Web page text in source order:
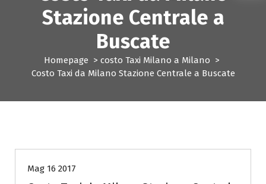
Stazione Centrale a
Buscate
Homepage > costo Taxi Milano a Milano >
Costo Taxi da Milano Stazione Centrale a Buscate
Mag 16 2017